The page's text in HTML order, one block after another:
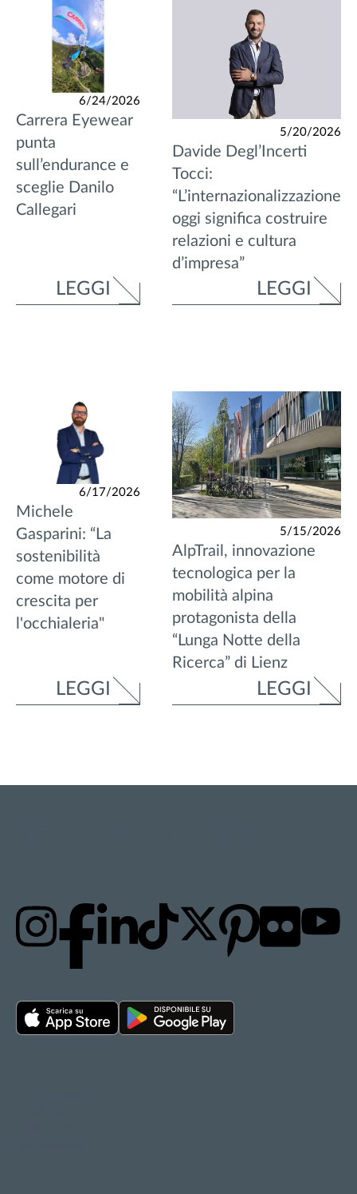
6/24/2026
Carrera Eyewear
punta
sull’endurance e
sceglie Danilo
Callegari
LEGGI
5/20/2026
Davide Degl’Incerti
Tocci:
“L’internazionalizzazione
oggi significa costruire
relazioni e cultura
d’impresa”
LEGGI
6/17/2026
Michele
Gasparini: “La
sostenibilità
come motore di
crescita per
l'occhialeria"
LEGGI
5/15/2026
AlpTrail, innovazione
tecnologica per la
mobilità alpina
protagonista della
“Lunga Notte della
Ricerca” di Lienz
LEGGI